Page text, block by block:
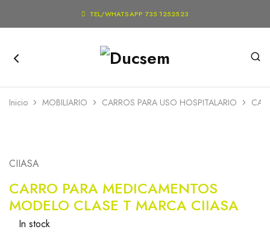
 TEL/WHATSAPP 735 1252523
Inicio MOBILIARIO CARROS PARA USO HOSPITALARIO
CIIASA
CARRO PARA MEDICAMENTOS
MODELO CLASE T MARCA CIIASA
In stock